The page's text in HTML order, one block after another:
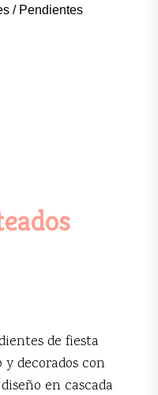
/ Pendientes
de fiesta
decorados con
en cascada